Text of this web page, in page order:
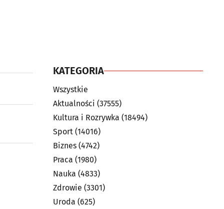
KATEGORIA
Wszystkie
Aktualności (37555)
Kultura i Rozrywka (18494)
Sport (14016)
Biznes (4742)
Praca (1980)
Nauka (4833)
Zdrowie (3301)
Uroda (625)